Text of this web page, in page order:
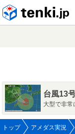
台風13
大型で非
トップ アメダス実況